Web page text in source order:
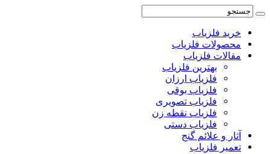
خرید فلزیاب
محصولات فلزیاب
مقالات فلزیاب
بهترین فلزیاب
فلزیاب ارزان
فلزیاب بوقی
فلزیاب تصویری
فلزیاب نقطه زن
فلزیاب دستی
آثار و علائم گنج
تعمیر فلزیاب